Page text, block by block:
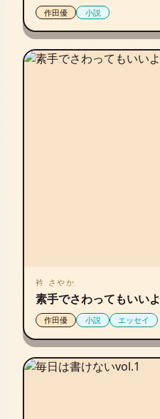
作田優 小説
衿 さやか
素手でさわってもいいよ
作田優 小説 エッセイ